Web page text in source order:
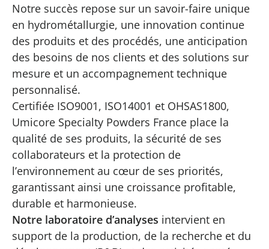
Notre succès repose sur un savoir-faire unique
en hydrométallurgie, une innovation continue
des produits et des procédés, une anticipation
des besoins de nos clients et des solutions sur
mesure et un accompagnement technique
personnalisé.
Certifiée ISO9001, ISO14001 et OHSAS1800,
Umicore Specialty Powders France place la
qualité de ses produits, la sécurité de ses
collaborateurs et la protection de
l’environnement au cœur de ses priorités,
garantissant ainsi une croissance profitable,
durable et harmonieuse.
Notre laboratoire d’analyses intervient en
support de la production, de la recherche et du